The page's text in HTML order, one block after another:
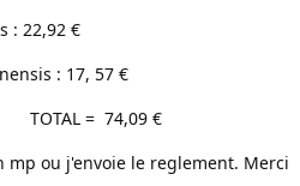
: 22,92 €
: 17, 57 €
74,09 €
mp ou j'envoie le reglement. Merci